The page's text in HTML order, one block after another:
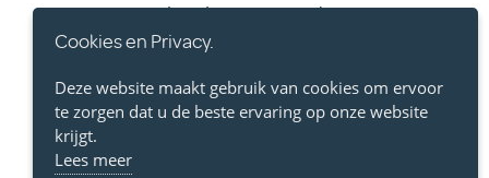
Gebruiksvoorwaarden
Cookies en Privacy.
Deze website maakt gebruik van cookies om ervoor
te zorgen dat u de beste ervaring op onze website
krijgt.
Lees meer